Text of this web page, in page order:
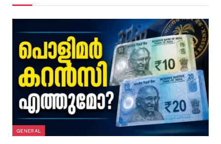
GENERAL